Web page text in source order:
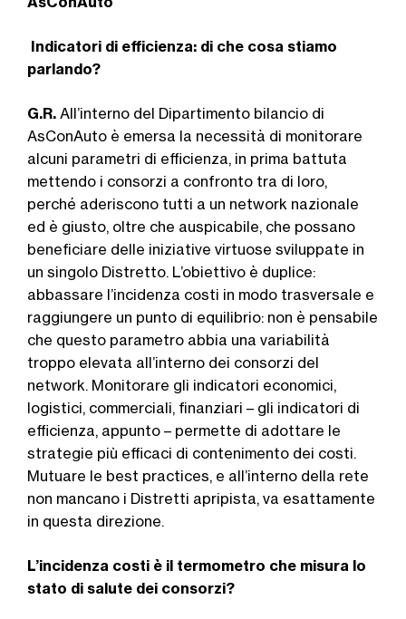
Indicatori di efficienza: di che cosa stiamo
parlando?
G.R. All’interno del Dipartimento bilan­cio di
AsConAuto è emersa la necessità di monitorare
alcuni parametri di effi­cienza, in prima battuta
mettendo i con­sorzi a confronto tra di loro,
perché ade­riscono tutti a un network nazionale
ed è giusto, oltre che auspicabile, che pos­sano
beneficiare delle iniziative virtuose sviluppate in
un singolo Distretto. L’obiettivo è duplice:
abbassare l’inciden­za costi in modo trasversale e
raggiun­gere un punto di equilibrio: non è pen­sabile
che questo parametro abbia una variabilità
troppo elevata all’interno dei consorzi del
network. Monitorare gli in­dicatori economici,
logistici, commerciali, finanziari – gli indicatori di
efficienza, ap­punto – permette di adottare le
strategie più efficaci di contenimento dei costi.
Mutuare le best practices, e all’interno della rete
non mancano i Distretti apri­pista, va esattamente
in questa direzione.
L’incidenza costi è il termometro che misura lo
stato di salute dei consorzi?